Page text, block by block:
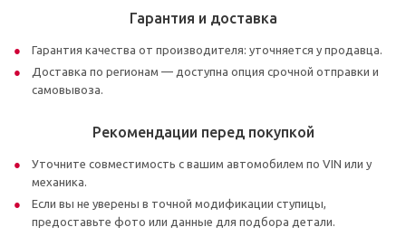
Гарантия и доставка
Гарантия качества от производителя: уточняется у продавца.
Доставка по регионам — доступна опция срочной отправки и
самовывоза.
Рекомендации перед покупкой
Уточните совместимость с вашим автомобилем по VIN или у
механика.
Если вы не уверены в точной модификации ступицы,
предоставьте фото или данные для подбора детали.